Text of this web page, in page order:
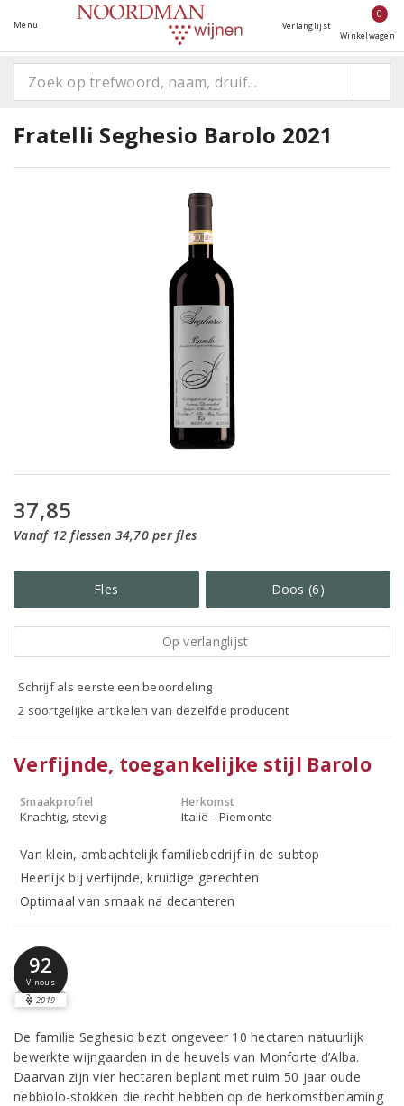
Menu Verlanglijst
0
Winkelwagen
Fratelli Seghesio Barolo 2021
37,85
Vanaf 12 flessen 34,70 per fles
Fles Doos (6)
Op verlanglijst
Schrijf als eerste een beoordeling
2 soortgelijke artikelen van dezelfde producent
Verfijnde, toegankelijke stijl Barolo
Smaakprofiel
Krachtig, stevig
Herkomst
Italië - Piemonte
Van klein, ambachtelijk familiebedrijf in de subtop
Heerlijk bij verfijnde, kruidige gerechten
Optimaal van smaak na decanteren
92
Vinous
2019
De familie Seghesio bezit ongeveer 10 hectaren natuurlijk
bewerkte wijngaarden in de heuvels van Monforte d’Alba.
Daarvan zijn vier hectaren beplant met ruim 50 jaar oude
nebbiolo-stokken die recht hebben op de herkomstbenaming